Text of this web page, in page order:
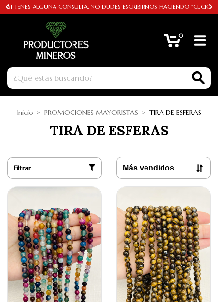
SI TENES ALGUNA CONSULTA, NO DUDES ESCRIBIRNOS HACIENDO "CLICK"
0
Inicio > PROMOCIONES MAYORISTAS > TIRA DE ESFERAS
TIRA DE ESFERAS
Filtrar